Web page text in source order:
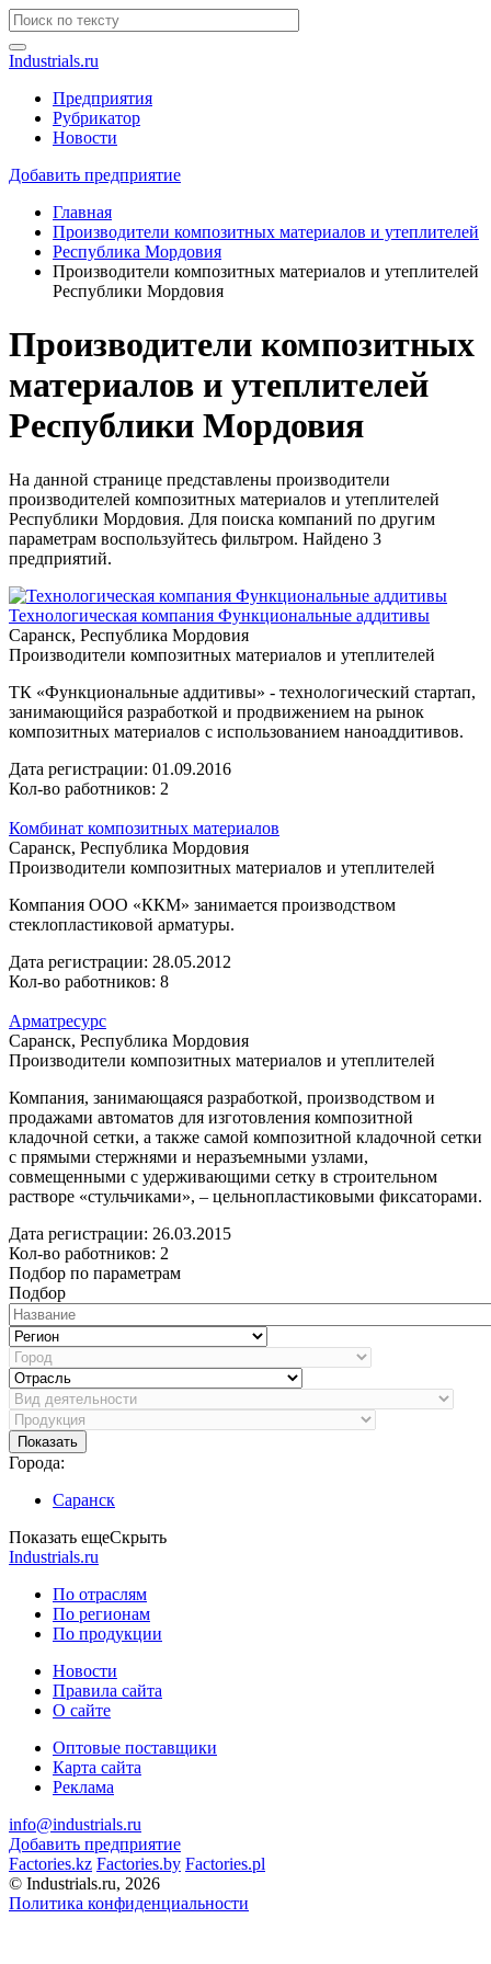
Industrials.ru
Предприятия
Рубрикатор
Новости
Добавить предприятие
Главная
Производители композитных материалов и утеплителей
Республика Мордовия
Производители композитных материалов и утеплителей
Республики Мордовия
Производители композитных
материалов и утеплителей
Республики Мордовия
На данной странице представлены производители
производителей композитных материалов и утеплителей
Республики Мордовия. Для поиска компаний по другим
параметрам воспользуйтесь фильтром. Найдено 3
предприятий.
Технологическая компания Функциональные аддитивы
Саранск, Республика Мордовия
Производители композитных материалов и утеплителей
ТК «Функциональные аддитивы» - технологический стартап,
занимающийся разработкой и продвижением на рынок
композитных материалов с использованием наноаддитивов.
Дата регистрации: 01.09.2016
Кол-во работников: 2
Комбинат композитных материалов
Саранск, Республика Мордовия
Производители композитных материалов и утеплителей
Компания ООО «ККМ» занимается производством
стеклопластиковой арматуры.
Дата регистрации: 28.05.2012
Кол-во работников: 8
Арматресурс
Саранск, Республика Мордовия
Производители композитных материалов и утеплителей
Компания, занимающаяся разработкой, производством и
продажами автоматов для изготовления композитной
кладочной сетки, а также самой композитной кладочной сетки
с прямыми стержнями и неразъемными узлами,
совмещенными с удерживающими сетку в строительном
растворе «стульчиками», – цельнопластиковыми фиксаторами.
Дата регистрации: 26.03.2015
Кол-во работников: 2
Подбор по параметрам
Подбор
Показать
Города:
Саранск
Показать ещеСкрыть
Industrials.ru
По отраслям
По регионам
По продукции
Новости
Правила сайта
О сайте
Оптовые поставщики
Карта сайта
Реклама
info@industrials.ru
Добавить предприятие
Factories.kz Factories.by Factories.pl
© Industrials.ru, 2026
Политика конфиденциальности